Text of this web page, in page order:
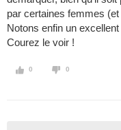
par certaines femmes
Notons enfin un
Courez le voir !
0 0